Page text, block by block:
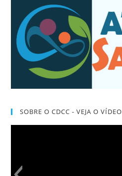
SOBRE O CDCC - VEJA O VÍDEO